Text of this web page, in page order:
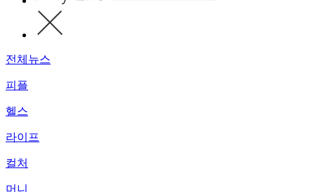
전체뉴스
피플
헬스
라이프
컬처
머니